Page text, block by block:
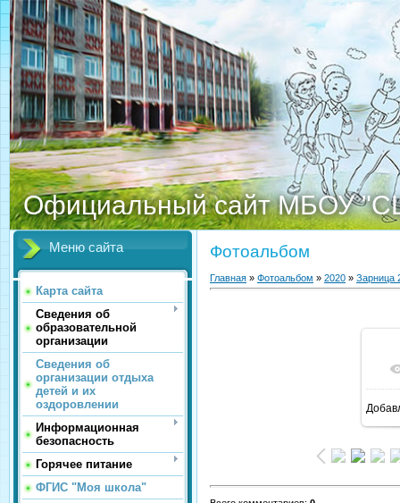
Официальный сайт МБОУ
Меню сайта
Карта сайта
Сведения об
образовательной
организации
Сведения об
организации отдыха
детей и их
оздоровлении
Информационная
безопасность
Горячее питание
ФГИС "Моя школа"
Фотоальбом
Главная » Фотоальбом » 2020 » Зарница